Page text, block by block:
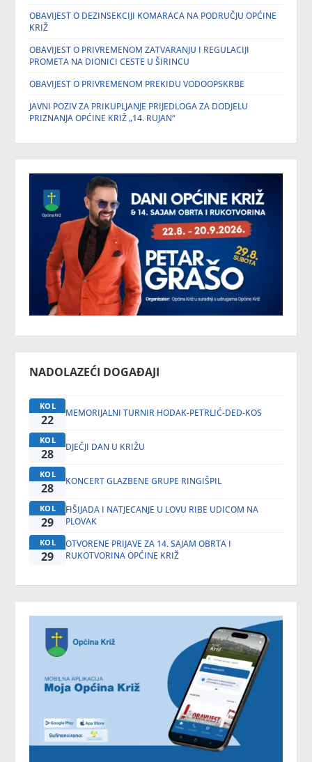
OBAVIJEST O DEZINSEKCIJI KOMARACA NA PODRUČJU OPĆINE
KRIŽ
OBAVIJEST O PRIVREMENOM ZATVARANJU I REGULACIJI
PROMETA NA DIONICI CESTE U ŠIRINCU
OBAVIJEST O PRIVREMENOM PREKIDU VODOOPSKRBE
JAVNI POZIV ZA PRIKUPLJANJE PRIJEDLOGA ZA DODJELU
PRIZNANJA OPĆINE KRIŽ „14. RUJAN“
NADOLAZEĆI DOGAĐAJI
KOL
22 MEMORIJALNI TURNIR HODAK-PETRLIĆ-DED-KOS
KOL
28 DJEČJI DAN U KRIŽU
KOL
28 KONCERT GLAZBENE GRUPE RINGIŠPIL
KOL
29
FIŠIJADA I NATJECANJE U LOVU RIBE UDICOM NA
PLOVAK
KOL
29
OTVORENE PRIJAVE ZA 14. SAJAM OBRTA I
RUKOTVORINA OPĆINE KRIŽ